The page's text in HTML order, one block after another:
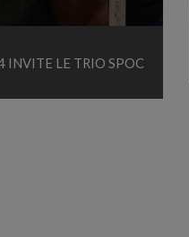
INVITE LE TRIO SPOC